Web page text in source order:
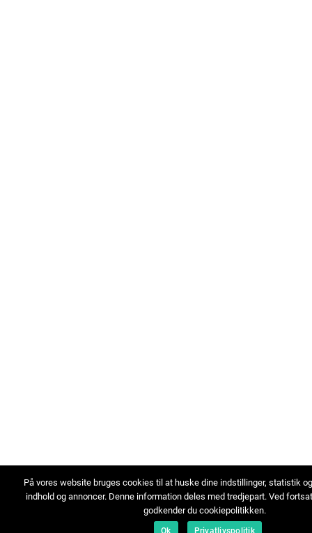
På vores website bruges cookies til at huske dine indstillinger, statistik
indhold og annoncer. Denne information deles med tredjepart. Ved
godkender du cookiepolitikken.
Ok Privatlivspolitik